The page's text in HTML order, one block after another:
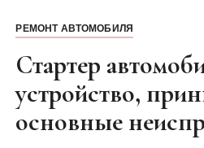
РЕМОНТ АВТОМОБИЛЯ
Стартер
устройство,
основные